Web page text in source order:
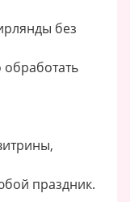
без
праздник.